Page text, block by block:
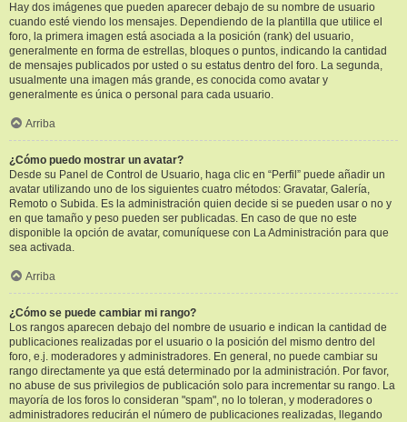
Hay dos imágenes que pueden aparecer debajo de su nombre de usuario
cuando esté viendo los mensajes. Dependiendo de la plantilla que utilice el
foro, la primera imagen está asociada a la posición (rank) del usuario,
generalmente en forma de estrellas, bloques o puntos, indicando la cantidad
de mensajes publicados por usted o su estatus dentro del foro. La segunda,
usualmente una imagen más grande, es conocida como avatar y
generalmente es única o personal para cada usuario.
Arriba
¿Cómo puedo mostrar un avatar?
Desde su Panel de Control de Usuario, haga clic en “Perfil” puede añadir un
avatar utilizando uno de los siguientes cuatro métodos: Gravatar, Galería,
Remoto o Subida. Es la administración quien decide si se pueden usar o no y
en que tamaño y peso pueden ser publicadas. En caso de que no este
disponible la opción de avatar, comuníquese con La Administración para que
sea activada.
Arriba
¿Cómo se puede cambiar mi rango?
Los rangos aparecen debajo del nombre de usuario e indican la cantidad de
publicaciones realizadas por el usuario o la posición del mismo dentro del
foro, e.j. moderadores y administradores. En general, no puede cambiar su
rango directamente ya que está determinado por la administración. Por favor,
no abuse de sus privilegios de publicación solo para incrementar su rango. La
mayoría de los foros lo consideran "spam", no lo toleran, y moderadores o
administradores reducirán el número de publicaciones realizadas, llegando